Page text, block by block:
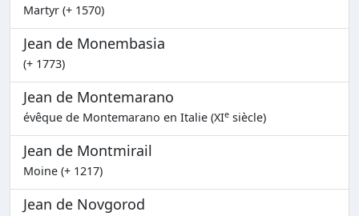
Martyr (+ 1570)
Jean de Monembasia
(+ 1773)
Jean de Montemarano
évêque de Montemarano en Italie (XIe siècle)
Jean de Montmirail
Moine (+ 1217)
Jean de Novgorod